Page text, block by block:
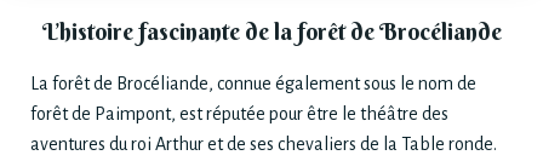
L’histoire fascinante de la forêt de Brocéliande
La forêt de Brocéliande, connue également sous le nom de
forêt de Paimpont, est réputée pour être le théâtre des
aventures du roi Arthur et de ses chevaliers de la Table ronde.